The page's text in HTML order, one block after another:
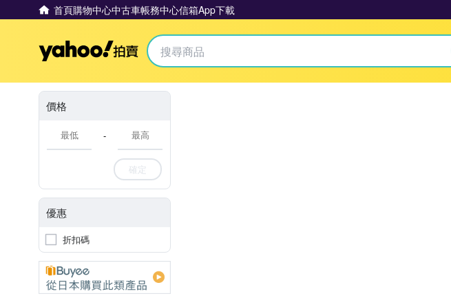
首頁購物中心中古車帳務中心信箱App下載
Yahoo拍賣
價格
-
確定
優惠
折扣碼